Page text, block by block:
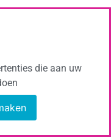
die aan uw